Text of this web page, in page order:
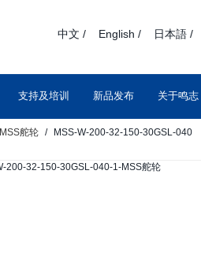
中文 / English / 日本語 /
支持及培训 新品发布 关于鸣志
MSS舵轮 MSS-W-200-32-150-30GSL-040